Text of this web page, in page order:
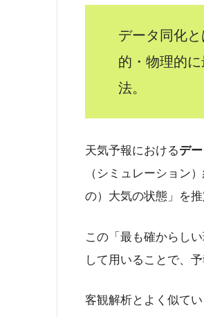
データ同化
的・物理的
法。
天気予報におけるデ
（シミュレーション
の）大気の状態」を推
この「最も確からし
して用いることで、
客観解析とよく似て